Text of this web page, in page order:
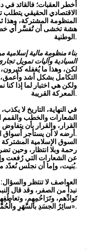
أخطر العقبات؛ فالقائد في
الاقتصادي الحقيقي يتطلب
المنظومة المشتركة،
هشة تخشى أن تُفسَّر أي
الوطنية.
بناء منظومة مالية
السيادية وآليات تمويل
لكن، وهذا ما يُغفله
التكامل بشكل أشد وأعمق،
ولكن هي اختبار لما إذا
المعركة القريبة.
في النهاية، التاريخ لا
الشعارات والخطب والقمم
القرار، والقرار بأن
أرضه لا أن يستأجر أسواق الآخرين بشروط الآخرين.
السوق الإسلامية
رحمة وبلا انتظار، وحين
عن الشعارات التي رُفعت
بُنيت، وإما أن نجلس نُعدّد ما كان يمكن أن يكون.
العواصف لا تنتظر
نبدأ من الصفر، وقد قال
تَوادِّهم، وتَرَاحُمِهِم،
سائِرُ الجسَدِ بالسَّهَرِ والْحُمَّى».